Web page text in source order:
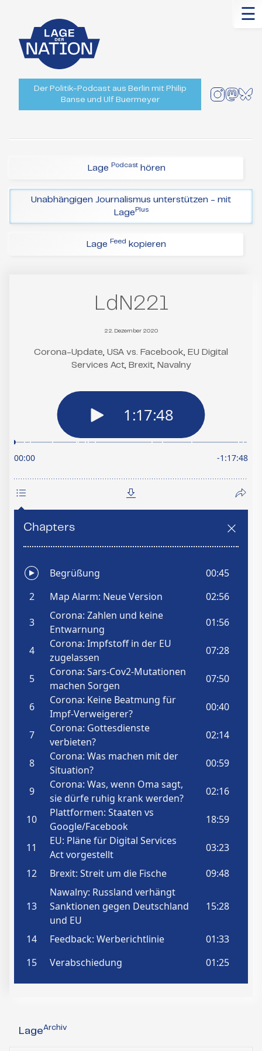
☰
Der Politik-Podcast aus Berlin mit Philip
Banse und Ulf Buermeyer
Lage Podcasthören
Unabhängigen Journalismus unterstützen - mit
Lage Plus
Lage Feed kopieren
LdN221
22. Dezember 2020
Corona-Update, USA vs. Facebook, EU Digital
Services Act, Brexit, Navalny
LageArchiv